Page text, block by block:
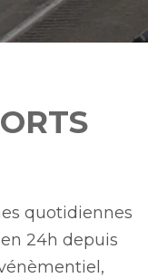
quotidiennes
24h depuis